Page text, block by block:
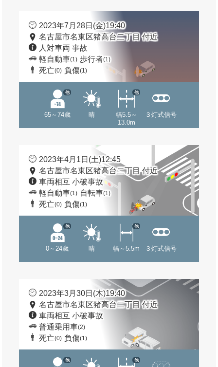
2023年7月28日(金)19:40
名古屋市名東区猪高台二丁目 付近
人対車両 事故
軽自動車(1) 歩行者(1)
死亡(0) 負傷(1)
65～74歳
他
晴
幅5.5～
13.0m
他
３灯式信号
2023年4月1日(土)12:45
名古屋市名東区猪高台二丁目 付近
車両相互 小破事故
軽自動車(1) 自転車(1)
死亡(0) 負傷(1)
0～24歳
他
晴 幅～5.5m
他
３灯式信号
2023年3月30日(木)19:40
名古屋市名東区猪高台二丁目 付近
車両相互 小破事故
普通乗用車(2)
死亡(0) 負傷(1)
他 他